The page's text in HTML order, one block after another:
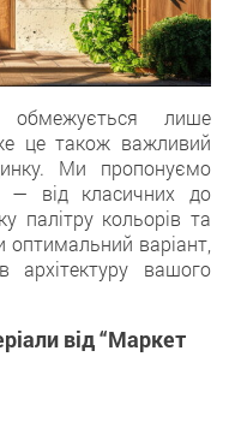
лише
це також важливий
Ми пропонуємо
— від класичних до
палітру кольорів та
варіант,
архітектуру вашого
від “Маркет